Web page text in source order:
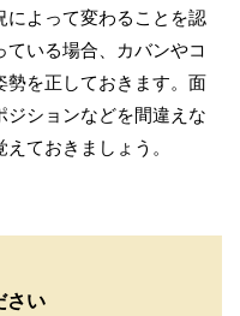
によって変わることを認
いる場合、カバンやコ
勢を正しておきます。面
ションなどを間違えな
ておきましょう。
さい